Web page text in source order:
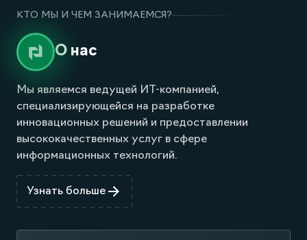
КТО МЫ И ЧЕМ ЗАНИМАЕМСЯ?
О нас
Мы являемся ведущей ИТ-компанией,
специализирующейся на разработке
инновационных решений и предоставлении
высококачественных услуг в сфере
информационных технологий.
Узнать больше